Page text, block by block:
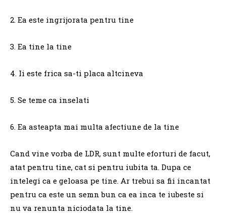
2. Ea este ingrijorata pentru tine
3. Ea tine la tine
4. Ii este frica sa-ti placa altcineva
5. Se teme ca inselati
6. Ea asteapta mai multa afectiune de la tine
Cand vine vorba de LDR, sunt multe eforturi de facut,
atat pentru tine, cat si pentru iubita ta. Dupa ce
intelegi ca e geloasa pe tine. Ar trebui sa fii incantat
pentru ca este un semn bun ca ea inca te iubeste si
nu va renunta niciodata la tine.